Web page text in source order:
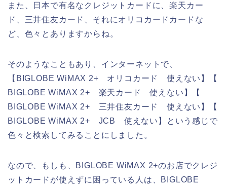
また、日本で有名なクレジットカードに、楽天カー
ド、三井住友カード、それにオリコカードカードな
ど、色々とありますからね。
そのようなこともあり、インターネットで、
【BIGLOBE WiMAX 2+ オリコカード 使えない】【
BIGLOBE WiMAX 2+ 楽天カード 使えない】【
BIGLOBE WiMAX 2+ 三井住友カード 使えない】【
BIGLOBE WiMAX 2+ JCB 使えない】という感じで
色々と検索してみることにしました。
なので、もしも、BIGLOBE WiMAX 2+のお店でクレジ
ットカードが使えずに困っている人は、BIGLOBE